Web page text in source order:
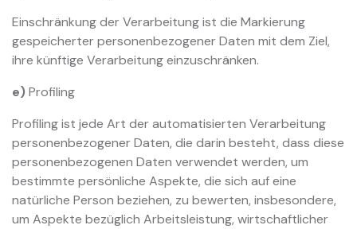
Einschränkung der Verarbeitung ist die Markierung
gespeicherter personenbezogener Daten mit dem Ziel,
ihre künftige Verarbeitung einzuschränken.
e)Profiling
Profiling ist jede Art der automatisierten Verarbeitung
personenbezogener Daten, die darin besteht, dass diese
personenbezogenen Daten verwendet werden, um
bestimmte persönliche Aspekte, die sich auf eine
natürliche Person beziehen, zu bewerten, insbesondere,
um Aspekte bezüglich Arbeitsleistung, wirtschaftlicher